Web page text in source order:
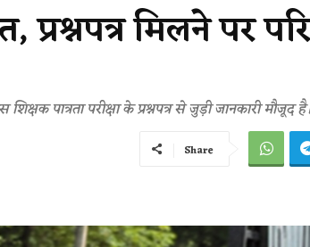
प्रश्नपत्र मिलने पर
पात्रता परीक्षा के प्रश्नपत्र से जुड़ी जानकारी मौजूद
Share